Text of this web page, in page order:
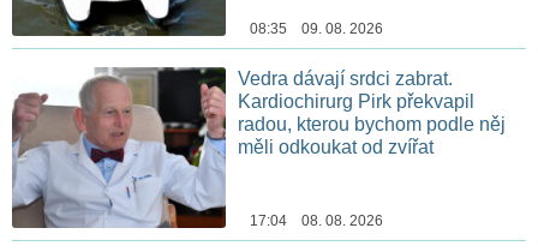
08:35 09. 08. 2026
Vedra dávají srdci zabrat.
Kardiochirurg Pirk překvapil
radou, kterou bychom podle něj
měli odkoukat od zvířat
17:04 08. 08. 2026